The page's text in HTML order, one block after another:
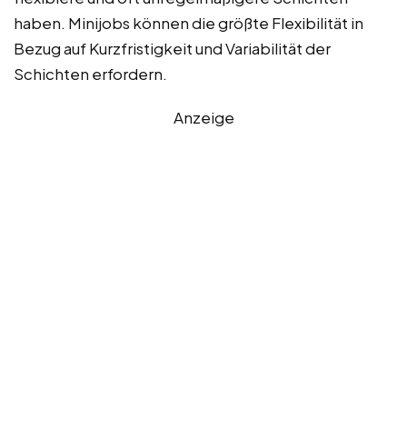
haben. Minijobs können die größte Flexibilität in
Bezug auf Kurzfristigkeit und Variabilität der
Schichten erfordern.
Anzeige